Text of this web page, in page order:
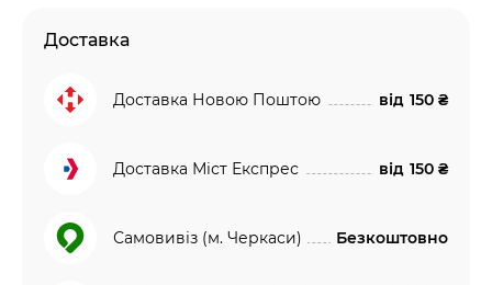
Доставка
Доставка Новою Поштою від 150 ₴
Доставка Міст Експрес від 150 ₴
Самовивіз (м. Черкаси) Безкоштовно